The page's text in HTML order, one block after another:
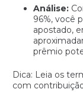
Análise:
96%, você
apostado,
prêmio
Dica: Leia os
com